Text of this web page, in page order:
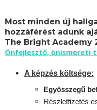
Most minden új
hozzáférést adunk
The Bright Academy
Önfejlesztő, önismereti
A képzés költsége:
Egyösszegű
Részletfizetés